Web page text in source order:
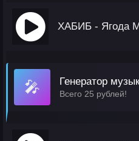
ХАБИБ - Ягода
🎤 Генератор
Всего 25 рублей!